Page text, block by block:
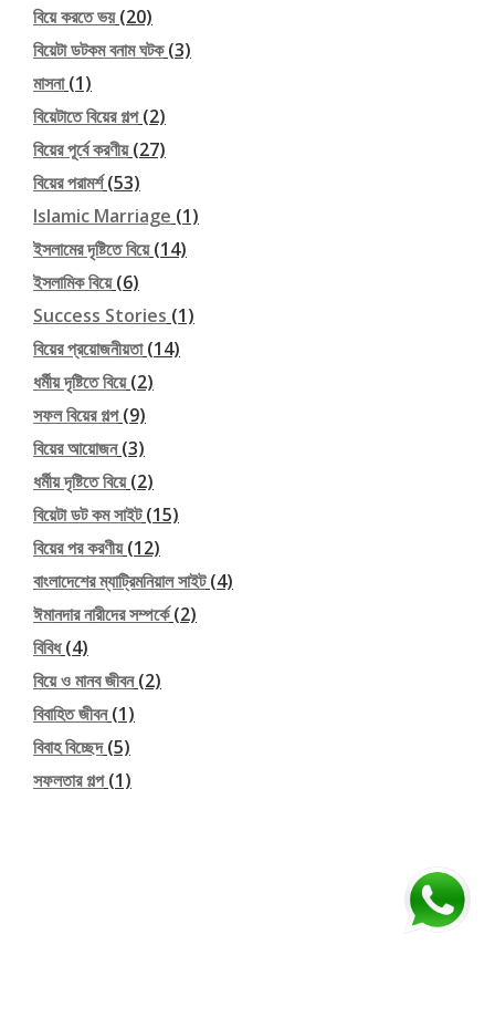
বিয়ে করতে ভয়(20)
বিয়েটা ডটকম বনাম ঘটক(3)
মাসনা(1)
বিয়েটাতে বিয়ের গল্প(2)
বিয়ের পূর্বে করণীয়(27)
বিয়ের পরামর্শ(53)
Islamic Marriage (1)
ইসলামের দৃষ্টিতে বিয়ে(14)
ইসলামিক বিয়ে(6)
Success Stories (1)
বিয়ের প্রয়োজনীয়তা(14)
ধর্মীয় দৃষ্টিতে বিয়ে(2)
সফল বিয়ের গল্প(9)
বিয়ের আয়োজন(3)
ধর্মীয় দৃষ্টিতে বিয়ে(2)
বিয়েটা ডট কম সাইট(15)
বিয়ের পর করণীয়(12)
বাংলাদেশের ম্যাট্রিমনিয়াল সাইট(4)
ঈমানদার নারীদের সম্পর্কে(2)
বিবিধ(4)
বিয়ে ও মানব জীবন(2)
বিবাহিত জীবন(1)
বিবাহ বিচ্ছেদ(5)
সফলতার গল্প(1)